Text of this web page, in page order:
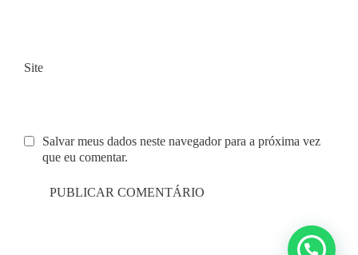
Site
Salvar meus dados neste navegador para a próxima vez
que eu comentar.